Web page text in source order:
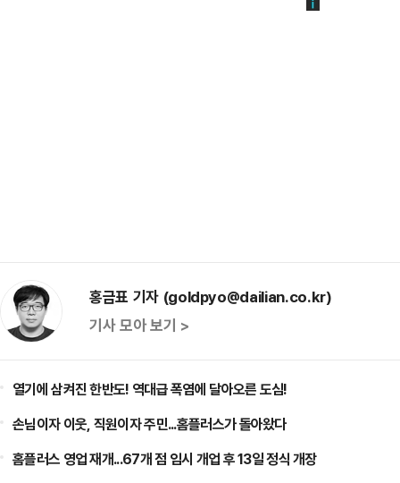
홍금표 기자 (goldpyo@dailian.co.kr)
기사 모아 보기 >
열기에 삼켜진 한반도! 역대급 폭염에 달아오른 도심!
손님이자 이웃, 직원이자 주민...홈플러스가 돌아왔다
홈플러스 영업 재개...67개 점 임시 개업 후 13일 정식 개장